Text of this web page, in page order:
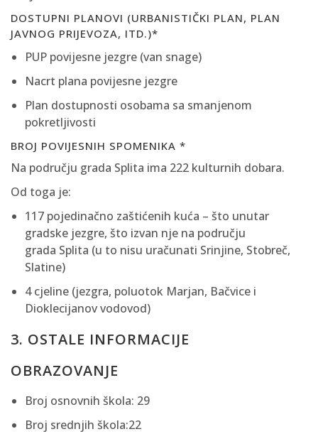
DOSTUPNI PLANOVI (URBANISTIČKI PLAN, PLAN
JAVNOG PRIJEVOZA, ITD.)*
PUP povijesne jezgre (van snage)
Nacrt plana povijesne jezgre
Plan dostupnosti osobama sa smanjenom
pokretljivosti
BROJ POVIJESNIH SPOMENIKA *
Na području grada Splita ima 222 kulturnih dobara.
Od toga je:
117 pojedinačno zaštićenih kuća – što unutar
gradske jezgre, što izvan nje na području
grada Splita (u to nisu uračunati Srinjine, Stobreč,
Slatine)
4 cjeline (jezgra, poluotok Marjan, Bačvice i
Dioklecijanov vodovod)
3. OSTALE INFORMACIJE
OBRAZOVANJE
Broj osnovnih škola: 29
Broj srednjih škola:22